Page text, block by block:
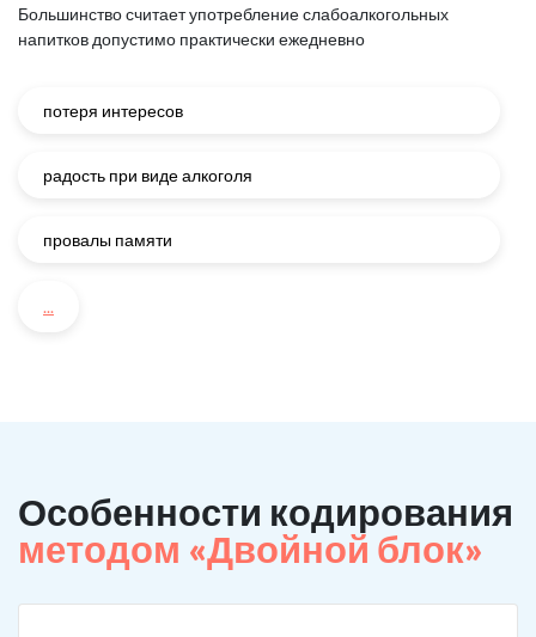
Большинство считает употребление слабоалкогольных
напитков допустимо практически ежедневно
потеря интересов
радость при виде алкоголя
провалы памяти
...
Особенности кодирования
методом «Двойной блок»